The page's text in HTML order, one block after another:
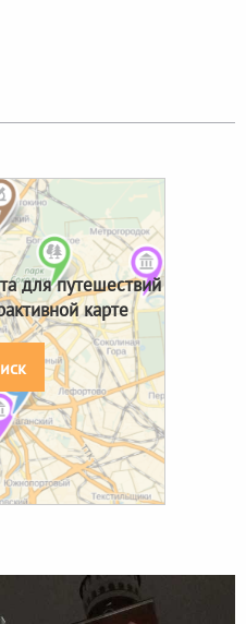
для путешествий
карте